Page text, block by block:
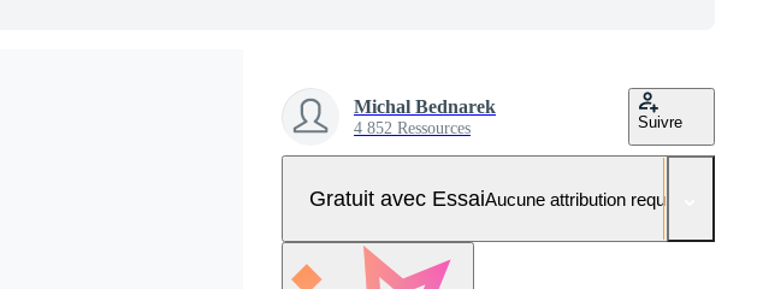
Michal Bednarek
4 852 Ressources Suivre
Gratuit avec EssaiAucune attribution requise